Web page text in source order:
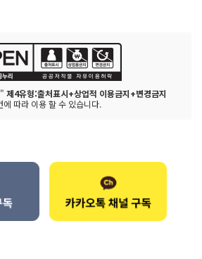
제4유형:출처표시+상업적 이용금지+변경금지
에 따라 이용 할 수 있습니다.